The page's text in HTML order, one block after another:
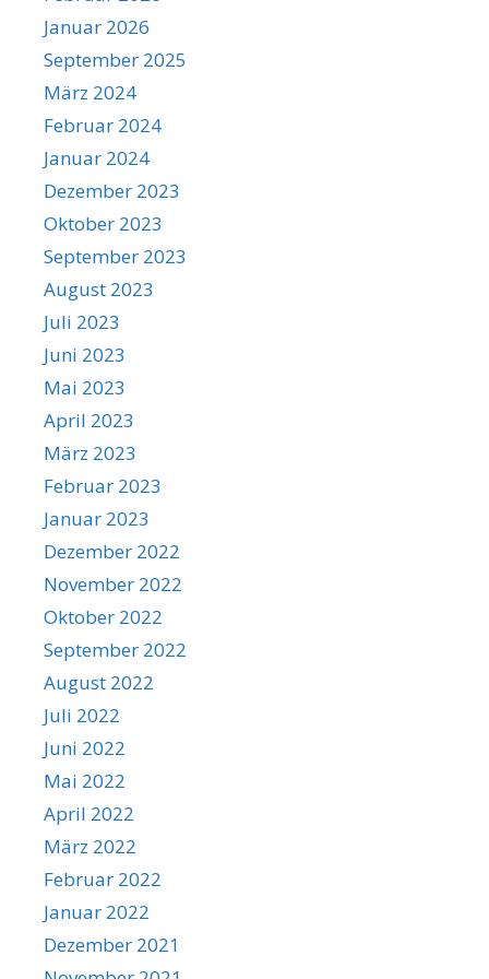
Januar 2026
September 2025
März 2024
Februar 2024
Januar 2024
Dezember 2023
Oktober 2023
September 2023
August 2023
Juli 2023
Juni 2023
Mai 2023
April 2023
März 2023
Februar 2023
Januar 2023
Dezember 2022
November 2022
Oktober 2022
September 2022
August 2022
Juli 2022
Juni 2022
Mai 2022
April 2022
März 2022
Februar 2022
Januar 2022
Dezember 2021